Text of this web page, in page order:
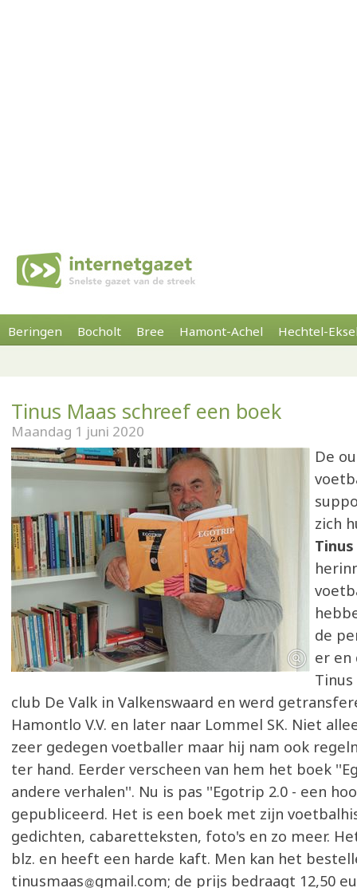
Beringen Bocholt Bree Hamont-Achel Hechtel-
Tinus Maas schreef een boek
Maandag 1 juni 2020
De
zich
de
er en
club De Valk in Valkenswaard en werd
Hamontlo V.V. en later naar Lommel SK. Niet
zeer gedegen voetballer maar hij nam ook
ter hand. Eerder verscheen van hem het boek
andere verhalen''. Nu is pas ''Egotrip 2.0 - een
gepubliceerd. Het is een boek met zijn
gedichten, cabaretteksten, foto's en zo meer.
blz. en heeft een harde kaft. Men kan het
tinusmaas
gmail.com; de prijs bedraagt 12,50